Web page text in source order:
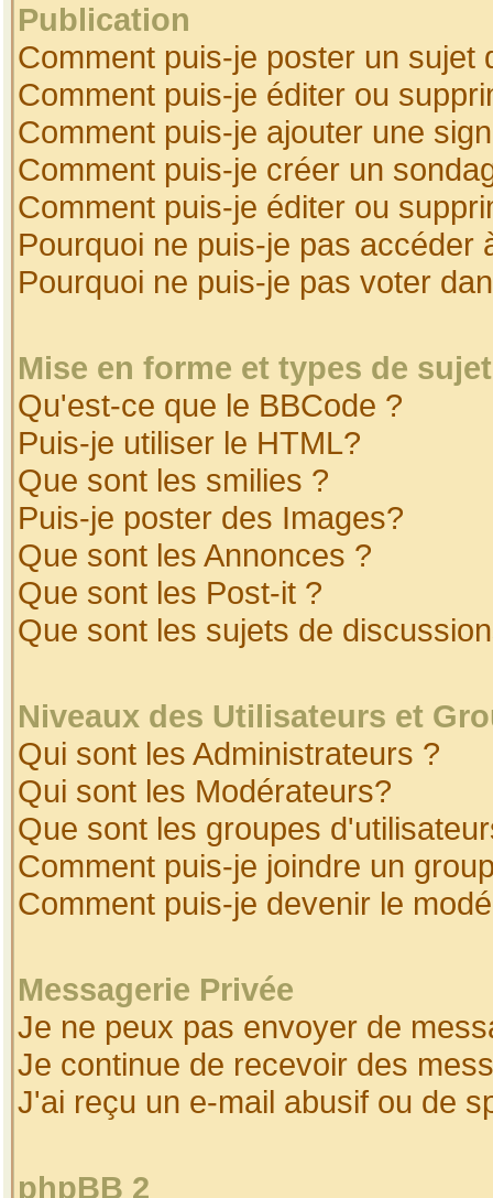
Publication
Comment puis-je poster un sujet
Comment puis-je éditer ou
Comment puis-je ajouter une
Comment puis-je créer un
Comment puis-je éditer ou
Pourquoi ne puis-je pas accéder
Pourquoi ne puis-je pas voter
Mise en forme et types de
Qu'est-ce que le BBCode ?
Puis-je utiliser le HTML?
Que sont les smilies ?
Puis-je poster des Images?
Que sont les Annonces ?
Que sont les Post-it ?
Que sont les sujets de
Niveaux des Utilisateurs et
Qui sont les Administrateurs ?
Qui sont les Modérateurs?
Que sont les groupes
Comment puis-je joindre un
Comment puis-je devenir le
Messagerie Privée
Je ne peux pas envoyer de
Je continue de recevoir des
J'ai reçu un e-mail abusif ou de
phpBB 2